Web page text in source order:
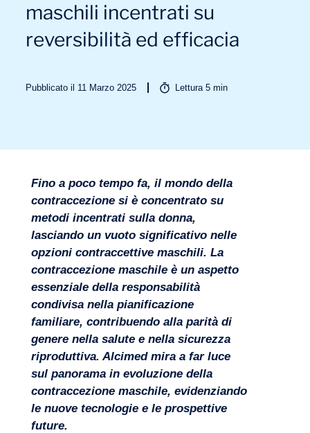
Settori
maschili incentrati su
reversibilità ed efficacia
Pubblicato il 11 Marzo 2025 Lettura5 min
Fino a poco tempo fa, il mondo della
contraccezione si è concentrato su
metodi incentrati sulla donna,
lasciando un vuoto significativo nelle
opzioni contraccettive maschili. La
contraccezione maschile è un aspetto
essenziale della responsabilità
condivisa nella pianificazione
familiare, contribuendo alla parità di
genere nella salute e nella sicurezza
riproduttiva. Alcimed mira a far luce
sul panorama in evoluzione della
contraccezione maschile, evidenziando
le nuove tecnologie e le prospettive
future.